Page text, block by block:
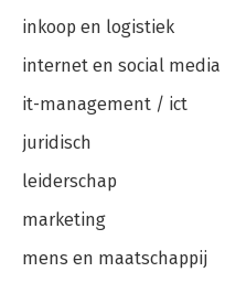
inkoop en logistiek
internet en social media
it-management / ict
juridisch
leiderschap
marketing
mens en maatschappij